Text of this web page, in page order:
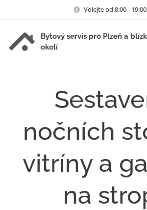
Volejte od 8:00 - 19:00
Bytový servis pro Plzeň a
okolí
nočních
vitríny a
na